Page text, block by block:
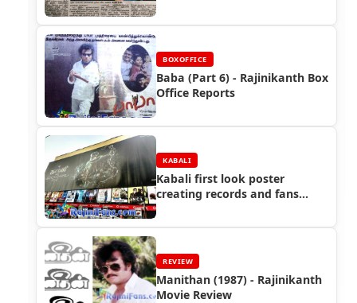
BOXOFFICE
Baba (Part 6) - Rajinikanth Box
Office Reports
KABALI
Kabali first look poster
creating records and fans
Rajinikanth!
REVIEW
Manithan (1987) - Rajinikanth
Movie Review